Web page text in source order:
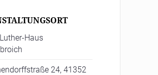
Haus
24, 41352